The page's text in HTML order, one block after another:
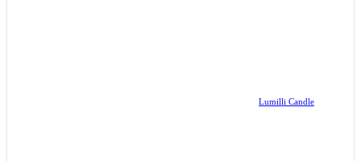
Lumilli Candle